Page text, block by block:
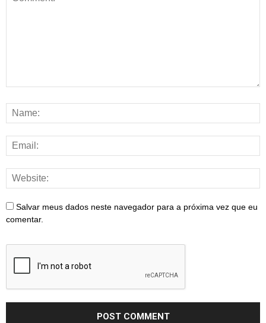
Salvar meus dados neste navegador para a próxima vez que eu
comentar.